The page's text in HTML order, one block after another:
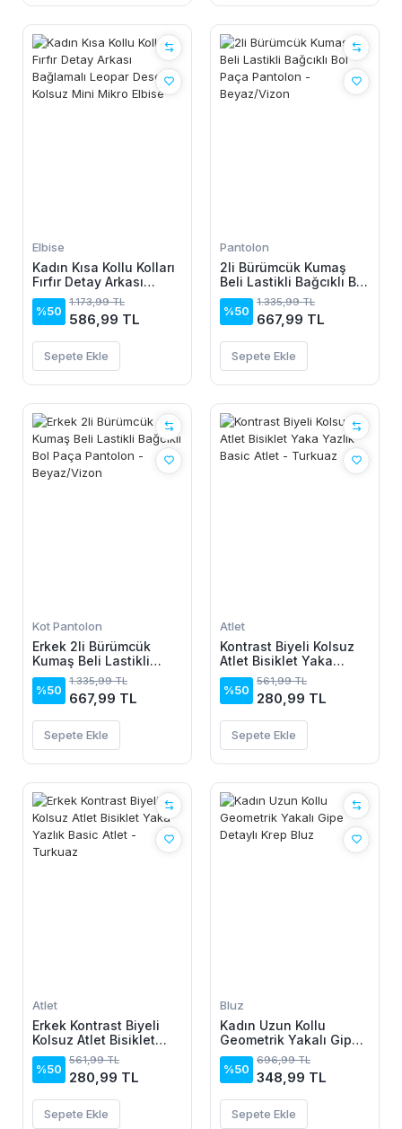
Elbise
Kadın Kısa Kollu Kolları
Fırfır Detay Arkası
Bağlamalı Leopar
Desen Kolsuz Mini
Mikro Elbise
%50
1.173,99 TL
586,99 TL
Sepete Ekle
Pantolon
2li Bürümcük Kumaş
Beli Lastikli Bağcıklı Bol
Paça Pantolon -
Beyaz/Vizon
%50
1.335,99 TL
667,99 TL
Sepete Ekle
Kot Pantolon
Erkek 2li Bürümcük
Kumaş Beli Lastikli
Bağcıklı Bol Paça
Pantolon - Beyaz/Vizon
%50
1.335,99 TL
667,99 TL
Sepete Ekle
Atlet
Kontrast Biyeli Kolsuz
Atlet Bisiklet Yaka
Yazlık Basic Atlet -
Turkuaz
%50
561,99 TL
280,99 TL
Sepete Ekle
Atlet
Erkek Kontrast Biyeli
Kolsuz Atlet Bisiklet
Yaka Yazlık Basic Atlet
- Turkuaz
%50
561,99 TL
280,99 TL
Sepete Ekle
Bluz
Kadın Uzun Kollu
Geometrik Yakalı Gipe
Detaylı Krep Bluz
%50
696,99 TL
348,99 TL
Sepete Ekle